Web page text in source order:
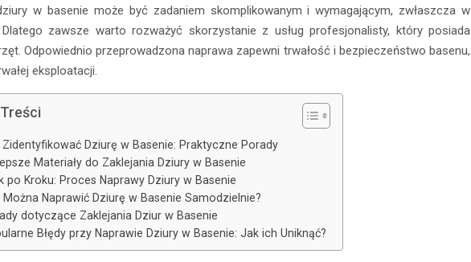
w basenie może być zadaniem skomplikowanym i wymagającym, zwłaszcza w
zawsze warto rozważyć skorzystanie z usług profesjonalisty, który posiada
Odpowiednio przeprowadzona naprawa zapewni trwałość i bezpieczeństwo basenu,
eksploatacji.
Dziurę w Basenie: Praktyczne Porady
Materiały do Zaklejania Dziury w Basenie
po Kroku: Proces Naprawy Dziury w Basenie
Można Naprawić Dziurę w Basenie Samodzielnie?
dotyczące Zaklejania Dziur w Basenie
Błędy przy Naprawie Dziury w Basenie: Jak ich Uniknąć?